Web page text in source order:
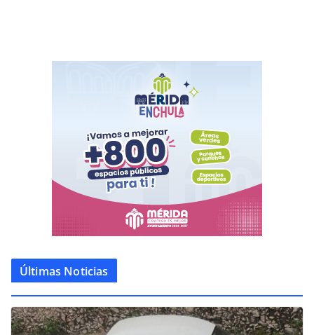
Últimas Noticias